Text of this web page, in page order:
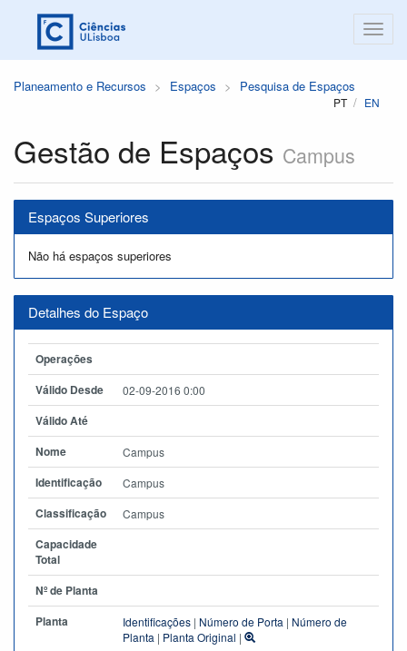
Planeamento e Recursos Espaços Pesquisa de Espaços
PT EN
Gestão de Espaços Campus
Espaços Superiores
Não há espaços superiores
Detalhes do Espaço
Operações
Válido Desde
02-09-2016 0:00
Válido Até
Nome
Campus
Identificação Campus
Classificação Campus
Capacidade
Total
Nº de Planta
Planta
Identificações | Número de Porta | Número de
Planta | Planta Original |